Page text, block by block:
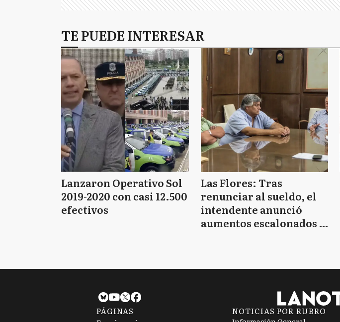
TE PUEDE INTERESAR
Lanzaron Operativo Sol
2019-2020 con casi 12.500
efectivos
Las Flores: Tras
renunciar al sueldo, el
intendente anunció
aumentos escalonados y
PÁGINAS
NOTICIAS POR RUBRO